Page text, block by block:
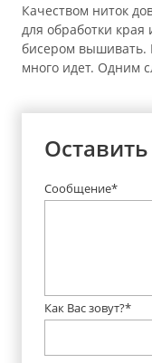
Качеством ниток
для обработки края
бисером вышивать.
много идет. Одним
Сообщение*
Как Вас зовут?*